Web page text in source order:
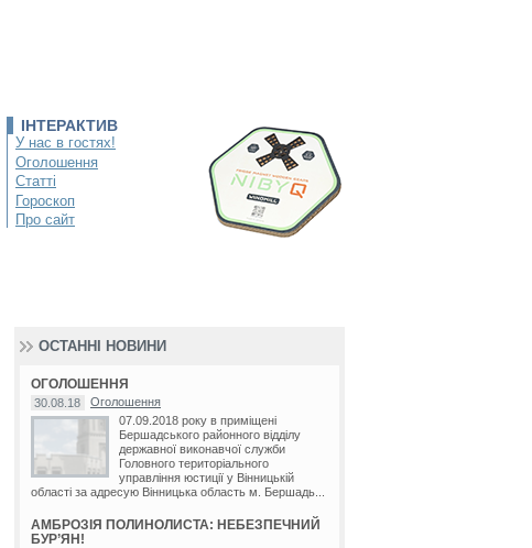
ІНТЕРАКТИВ
У нас в гостях!
Оголошення
Статті
Гороскоп
Про сайт
ОСТАННІ НОВИНИ
ОГОЛОШЕННЯ
30.08.18
Оголошення
07.09.2018 року в приміщені
Бершадського районного відділу
державної виконавчої служби
Головного територіального
управління юстиції у Вінницькій
області за адресую Вінницька область м. Бершадь...
АМБРОЗІЯ ПОЛИНОЛИСТА: НЕБЕЗПЕЧНИЙ
БУР’ЯН!